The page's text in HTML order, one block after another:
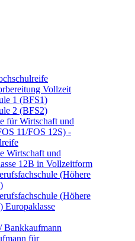
Vollzeit
1 (BFS1)
2 (BFS2)
für Wirtschaft und
11/FOS 12S) -
Wirtschaft und
12B in Vollzeitform
(Höhere
(Höhere
Europaklasse
Bankkaufmann
für